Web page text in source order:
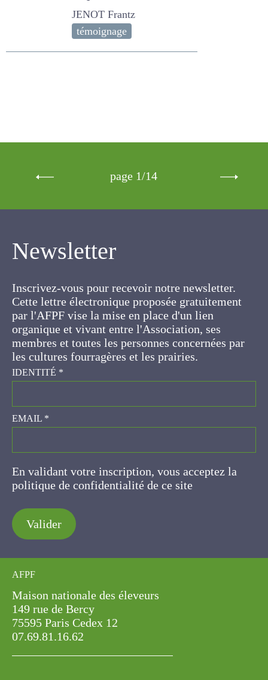
JENOT Frantz
témoignage
Newsletter
Cette lettre électronique proposée
gratuitement par l'AFPF vise la mise en place
d'un lien organique et vivant entre l'Association,
ses membres et toutes les personnes
concernées par les cultures fourragères et les
prairies.
IDENTITÉ*
EMAIL*
En validant votre inscription, vous acceptez la
politique de confidentialité de ce site
Valider
AFPF
Maison nationale des éleveurs
149 rue de Bercy
75595 Paris Cedex 12
07.69.81.16.62